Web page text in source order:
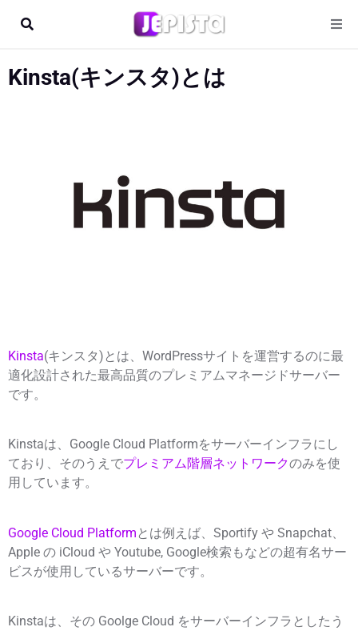
Kinsta(キンスタ)とは
Kinsta(キンスタ)とは、WordPressサイトを運営するのに最
適化設計された最高品質のプレミアムマネージドサーバー
です。
Kinstaは、Google Cloud Platformをサーバーインフラにし
ており、そのうえでプレミアム階層ネットワークのみを使
用しています。
Google Cloud Platform とは例えば、Sportify や Snapchat、
Apple の iCloud や Youtube, Google検索もなどの超有名サー
ビスが使用しているサーバーです。
Kinstaは、その Goolge Cloud をサーバーインフラとしたう